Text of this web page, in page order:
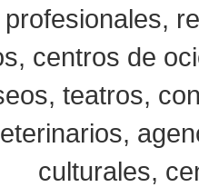
centros de
teatros,
culturales,